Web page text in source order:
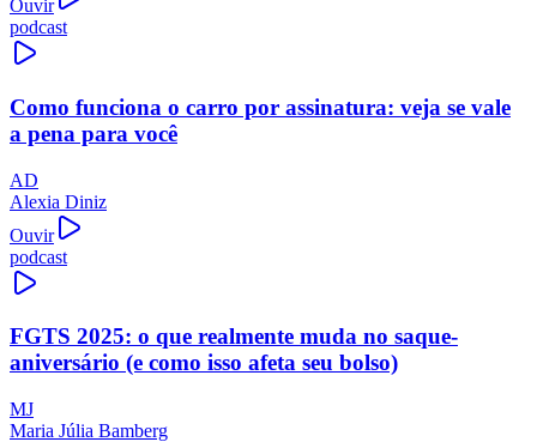
Ouvir
podcast
Como funciona o carro por assinatura: veja se vale
a pena para você
AD
Alexia Diniz
Ouvir
podcast
FGTS 2025: o que realmente muda no saque-
aniversário (e como isso afeta seu bolso)
MJ
Maria Júlia Bamberg